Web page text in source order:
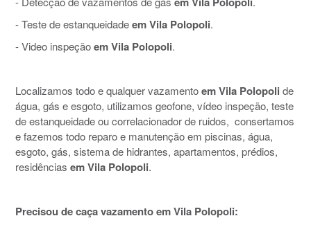
- Teste de estanqueidadeem Vila Polopoli.
- Video inspeçãoem Vila Polopoli.
Localizamos todo e qualquer vazamentoem Vila Polopoli de
água, gás e esgoto, utilizamos geofone, vídeo inspeção, teste
de estanqueidade ou correlacionador de ruidos, consertamos
e fazemos todo reparo e manutenção em piscinas, água,
esgoto, gás, sistema de hidrantes, apartamentos, prédios,
residências em Vila Polopoli.
Precisou de caça vazamento em Vila Polopoli: